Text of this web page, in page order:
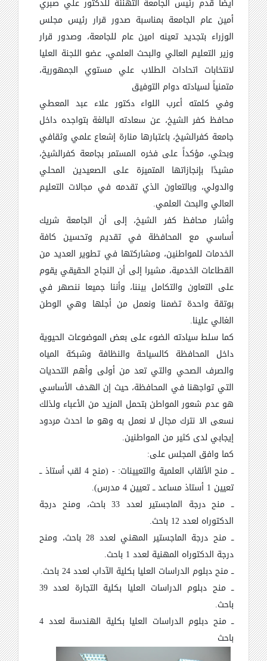
ايضاً قدم رئيس الجامعة التهنئة للدكتور علي صبري
أمين عام الجامعة بمناسبة صدور قرار رئيس مجلس
الوزراء بتجديد تعينه امين عام للجامعة، وصدور قرار
وزير التعليم العالي والبحث العلمي، عضو اللجنة العليا
لانتخابات اتحادات الطلاب علي مستوي الجمهورية،
متمنياً لسيادته دوام التوفيق
وفي كلمته أعرب اللواء دكتور علاء عبد المعطي
محافظ كفر الشيخ، عن سعادته البالغة بتواجده داخل
جامعة كفرالشيخ، باعتبارها منارة إشعاع علمي وثقافي
وبحثي، مؤكداً على فخره المستمر بجامعة كفرالشيخ،
مشيدًا بإنجازاتها المتميزة على الصعيدين المحلي
والدولي، وبالتعاون الذي تقدمه في مجالات التعليم
العالي والبحث العلمي.
وأشار محافظ كفر الشيخ، إلى أن الجامعة شريك
أساسي مع المحافظة في تقديم وتحسين كافة
الخدمات للمواطنين، ومشاركتها في تطوير العديد من
القطاعات الخدمية، مشيرا إلى أن النجاح الحقيقي يقوم
على التعاون والتكامل بيننا، وأننا جميعا ننصهر في
بوتقة واحدة تضمنا ونعمل من أجلها وهي الوطن
الغالي علينا.
كما سلط سيادته الضوء على بعض الموضوعات الحيوية
داخل المحافظة كالسياحة والنظافة وشبكة المياه
والصرف الصحي والتي تعد من أولى وأهم التحديات
التي تواجهنا في المحافظة، حيث إن الهدف الأساسي
هو عدم شعور المواطن بتحمل المزيد من الأعباء ولذلك
نسعى الا نترك مجال لا نعمل به وهو ما احدث مردود
إيجابي لدى كثير من المواطنين.
كما وافق المجلس على:
ــ منح الألقاب العلمية والتعيينات: - (منح 4 لقب أستاذ ــ
تعيين 1 أستاذ مساعد ــ تعيين 4 مدرس)
.
ــ منح درجة الماجستير لعدد 33 باحث، ومنح درجة
الدكتوراه لعدد 12 باحث
.
ــ منح درجة الماجستير المهني لعدد 28 باحث، ومنح
درجة الدكتوراه المهنية لعدد 1 باحث
.
ــ منح دبلوم الدراسات العليا بكلية الآداب لعدد 24 باحث
.
ــ منح دبلوم الدراسات العليا بكلية التجارة لعدد 39
باحث.
ــ منح دبلوم الدراسات العليا بكلية الهندسة لعدد 4
باحث